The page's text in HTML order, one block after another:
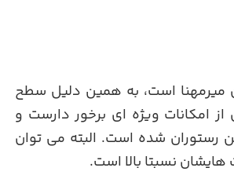
میرمهنا است، به همین دلیل سطح
امکانات ویژه ای برخور دارست و
رستوران شده است. البته می توان
نسبتا بالا است.